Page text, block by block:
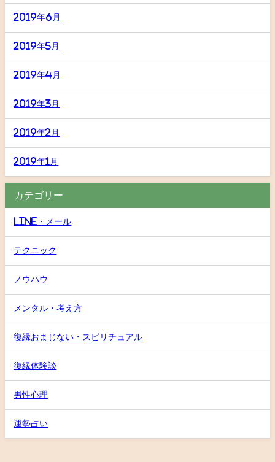
2019年6月
2019年5月
2019年4月
2019年3月
2019年2月
2019年1月
カテゴリー
LINE・メール
テクニック
ノウハウ
メンタル・考え方
復縁おまじない・スピリチュアル
復縁体験談
男性心理
運勢占い